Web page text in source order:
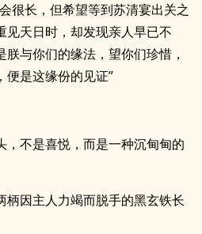
很长，但希望等到苏清宴出关之
见天日时，却发现亲人早已不
与你们的缘法，望你们珍惜，
便是这缘份的见证”
，不是喜悦，而是一种沉甸甸的
柄因主人力竭而脱手的黑玄铁长